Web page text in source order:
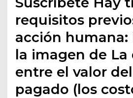
requisitos
acción
la imagen de La
entre el valor
pagado (los